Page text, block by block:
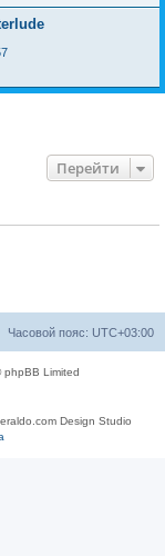
Перейти
Часовой пояс: UTC+03:00
Limited
Design Studio